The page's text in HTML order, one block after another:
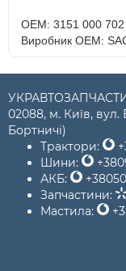
OEM: 3151 000 702
Виробник OEM:
02088, м. Київ,
Бортничі)
Трактори:
Шини:
АКБ:
Запчастини:
Мастила: